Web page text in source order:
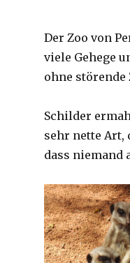
Der Zoo von
viele Gehege
ohne störende
Schilder
sehr nette Art,
dass niemand